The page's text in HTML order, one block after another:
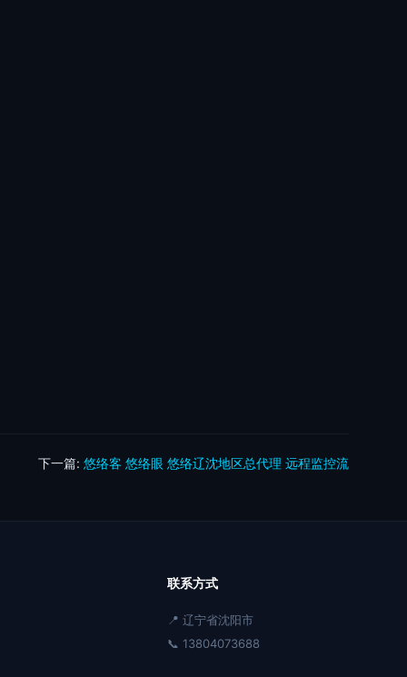
下一篇: 悠络客 悠络眼 悠络辽沈地区总代理 远程监控流
联系方式
📍 辽宁省沈阳市
📞 13804073688